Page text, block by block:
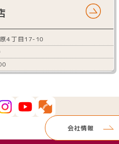
4丁目17-10
会社情報